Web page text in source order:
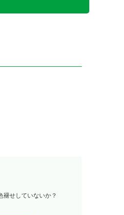
褪せしていないか？